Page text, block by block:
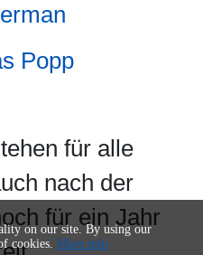
Popp
für alle
nach der
für ein Jahr
on our site. By using our
cookies. More info